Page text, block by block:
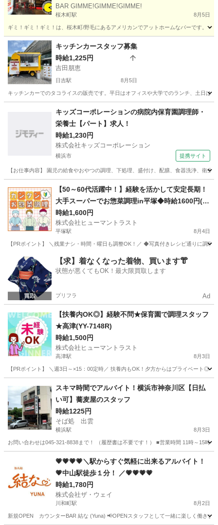
BAR GIMME!GIMME!GIMME!
桜木町駅 8月5日
ギミ！ギミ！ギミ！は、桜木町/野毛にあるアメリカンでアットホームなバーです。
神奈川 横浜市 桜木町駅 バーテンダー
キッチンカースタッフ募集
時給1,225円
吉田朋恵
日吉駅 8月5日
キッチンカーでのタコライスの販売です。平日はオフィスや大学でのランチ、土日は
日吉駅 その他 スタッフ
キッズコーポレーションの病院内保育園調理師・
栄養士【パート】求人！
時給1,230円
株式会社キッズコーポレーション
横浜市 提携サイト
【お仕事内容】 園児の給食やおやつの調理、下処理、盛付け、配膳、食器洗浄、衛
【50～60代活躍中！】経験を活かして安定長期！
大手スーパーでお惣菜調理in平塚◆時給1600円(W
2T-1573_1)
時給1,600円
株式会社ヒューマントラスト
平塚駅 8月4日
【PRポイント】 ＼残業ナシ・時間・曜日も調整OK！／ ◆写真付きレシピ通りに調
神奈川 平塚駅 キッチン ヒューマントラスト
【求】着なくなった着物、買います👘
状態が悪くてもOK！最大限買取します
プリフラ Ad
【扶養内OK◎】経験不問★保育園で調理スタッフ
★高津(YY-7148R)
時給1,500円
株式会社ヒューマントラスト
高津駅 8月3日
【PRポイント】 ＼週3日～×15：00定時／ 扶養内もOK！夕方からはプライベート◎
高津駅 キッチン
スキマ時間でアルバイト！横浜市神奈川区【日払
い可】蕎麦屋のスタッフ
時給1225円
そば処 出雲
横浜駅 8月3日
お問い合わせは045-321-8838まで！ （履歴書は不要です！） ■営業時間 11時
横浜駅 飲食 スタッフ
💗💗💗💗＼駅からすぐ気軽に出来るアルバイト！
💗中山駅徒歩１分！ ／💗💗💗💗
時給1,780円
株式会社ザ・ウェイ
川和町駅 8月2日
新規OPEN カウンターBAR 結な (Yuna) 📢OPENスタッフとして一緒に楽しく働きま